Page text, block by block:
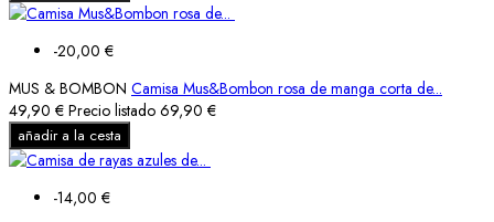
-20,00 €
MUS & BOMBON Camisa Mus&Bombon rosa de manga corta de...
49,90 € Precio listado 69,90 €
añadir a la cesta
-14,00 €